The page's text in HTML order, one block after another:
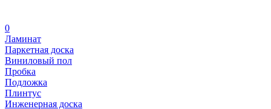
0
Ламинат
Паркетная доска
Виниловый пол
Пробка
Подложка
Плинтус
Инженерная доска